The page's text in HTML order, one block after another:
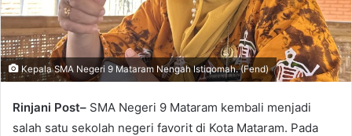
Kepala SMA Negeri 9 Mataram Nengah Istiqomah. (Fend)
Rinjani Post– SMA Negeri 9 Mataram kembali menjadi
salah satu sekolah negeri favorit di Kota Mataram. Pada